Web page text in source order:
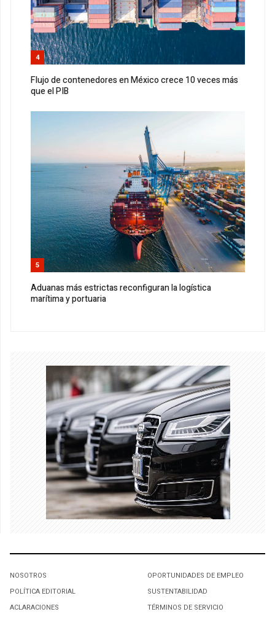
4
Flujo de contenedores en México crece 10 veces más
que el PIB
5
Aduanas más estrictas reconfiguran la logística
marítima y portuaria
NOSOTROS
POLÍTICA EDITORIAL
ACLARACIONES
OPORTUNIDADES DE EMPLEO
SUSTENTABILIDAD
TÉRMINOS DE SERVICIO